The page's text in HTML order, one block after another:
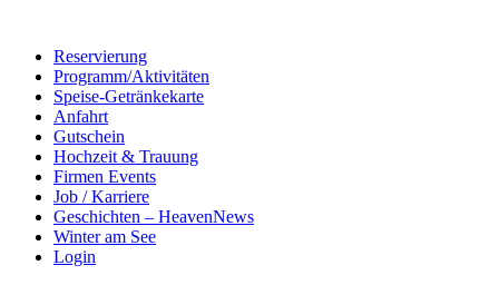
springenReservierung
Programm/Aktivitäten
Speise-Getränkekarte
Anfahrt
Gutschein
Hochzeit & Trauung
Firmen Events
Job / Karriere
Geschichten – HeavenNews
Winter am See
Login